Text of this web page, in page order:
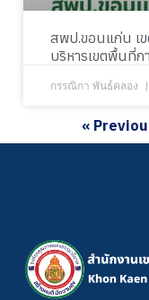
สพป.ขอนแก่น เ
บริหารเขตพื้นที่ก
กรรณิกา พันธ์คลอง
«